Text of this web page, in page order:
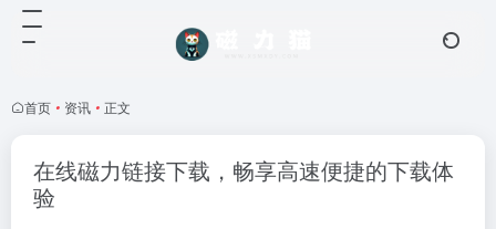
首页 • 资讯 • 正文
在线磁力链接下载，畅享高速便捷的下载体
验